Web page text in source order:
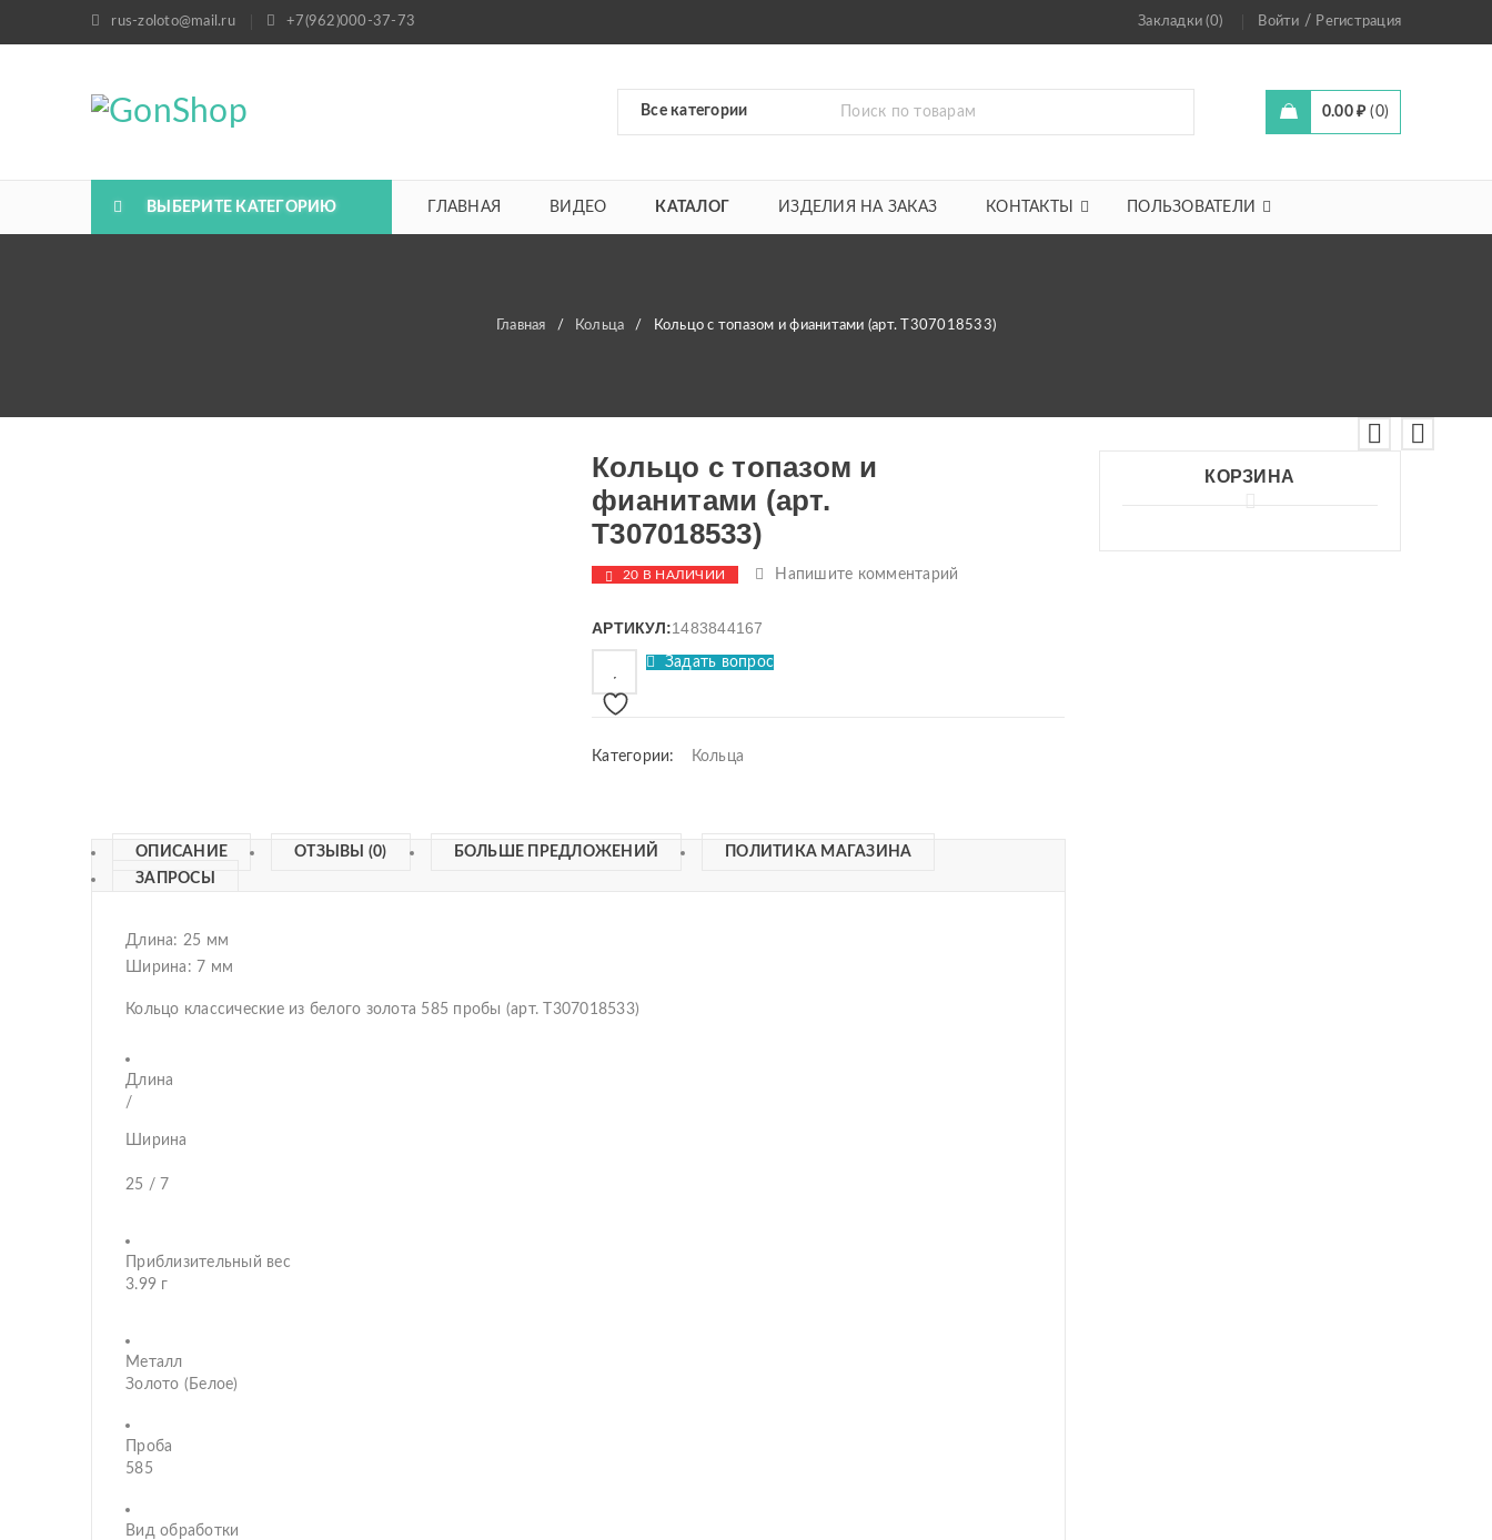
rus-zoloto@mail.ru +7(962)000-37-73 Закладки (0) Войти / Регистрация
0.00 ₽ 0
ВЫБЕРИТЕ КАТЕГОРИЮ ГЛАВНАЯ ВИДЕО КАТАЛОГ ИЗДЕЛИЯ НА ЗАКАЗ КОНТАКТЫ ПОЛЬЗОВАТЕЛИ
Главная / Кольца / Кольцо с топазом и фианитами (арт. Т307018533)
Кольцо с топазом и
фианитами (арт.
Т307018533)
20 В НАЛИЧИИ Напишите комментарий
АРТИКУЛ:1483844167
Задать вопрос
Категории: Кольца
ОПИСАНИЕ ОТЗЫВЫ (0) БОЛЬШЕ ПРЕДЛОЖЕНИЙ
ПОЛИТИКА МАГАЗИНА
ЗАПРОСЫ
Длина: 25 мм
Ширина: 7 мм
Кольцо классические из белого золота 585 пробы (арт. Т307018533)
Длина
/
Ширина
25 / 7
Приблизительный вес
3.99 г
Металл
Золото (Белое)
Проба
585
Вид обработки
КОРЗИНА